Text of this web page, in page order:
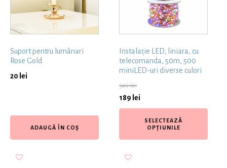
Suport pentru lumânari
Rose Gold
20 lei
ADAUGĂ ÎN COȘ
Instalație LED, liniara, cu
telecomanda, 50m, 500
miniLED-uri diverse culori
349lei
189 lei
SELECTEAZĂ
OPȚIUNILE